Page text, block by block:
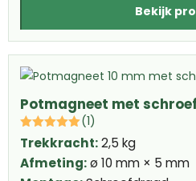
Bekijk
Potmagneet met
(1)
Trekkracht:2,5 kg
Afmeting:ø 10 mm × 5 mm